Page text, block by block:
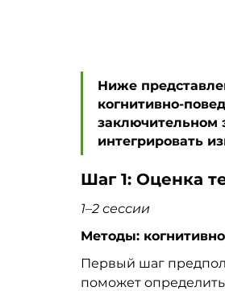
Ниже
когнитивно-
заключительном
интегрировать
Шаг 1: Оценка
1–2 сессии
Методы:
Первый шаг
поможет